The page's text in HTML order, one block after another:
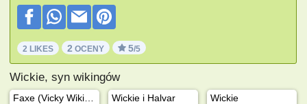
2 LIKES 2 OCENY 5/5
Wickie, syn wikingów
Wickie i Halvar Wickie